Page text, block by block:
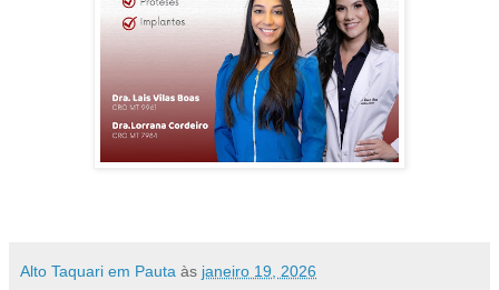
Alto Taquari em Pauta às janeiro 19, 2026